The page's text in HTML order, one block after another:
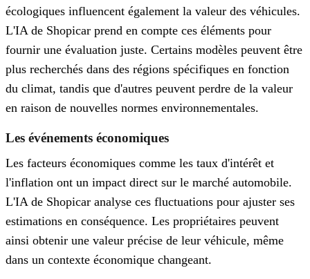
écologiques influencent également la valeur des véhicules.
L'IA de Shopicar prend en compte ces éléments pour
fournir une évaluation juste. Certains modèles peuvent être
plus recherchés dans des régions spécifiques en fonction
du climat, tandis que d'autres peuvent perdre de la valeur
en raison de nouvelles normes environnementales.
Les événements économiques
Les facteurs économiques comme les taux d'intérêt et
l'inflation ont un impact direct sur le marché automobile.
L'IA de Shopicar analyse ces fluctuations pour ajuster ses
estimations en conséquence. Les propriétaires peuvent
ainsi obtenir une valeur précise de leur véhicule, même
dans un contexte économique changeant.